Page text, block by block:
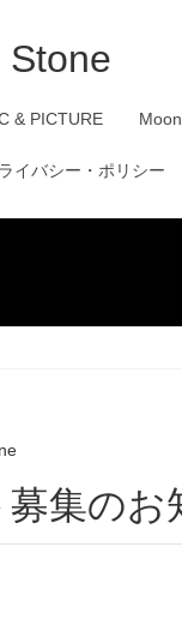
& PICTURE
イバシー・ポリシー
募集のお